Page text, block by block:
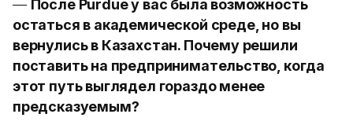
— После Purdue у вас была возможность
остаться в академической среде, но вы
вернулись в Казахстан. Почему решили
поставить на предпринимательство, когда
этот путь выглядел гораздо менее
предсказуемым?